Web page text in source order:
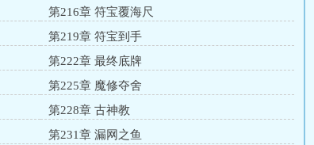
第216章 符宝覆海尺
第219章 符宝到手
第222章 最终底牌
第225章 魔修夺舍
第228章 古神教
第231章 漏网之鱼